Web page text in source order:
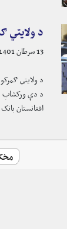
د ولایتي ګمرکونو
13 سرطان 1401
د ولایتي ګمرکونو یو شمېر کارکونکو
د دې ورکشاپ د
افغانستان